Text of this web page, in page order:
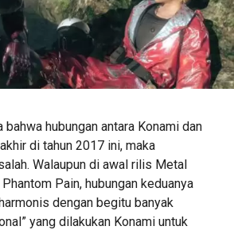
hubungan antara Konami dan
di tahun 2017 ini, maka
Walaupun di awal rilis Metal
Pain, hubungan keduanya
dengan begitu banyak
yang dilakukan Konami untuk